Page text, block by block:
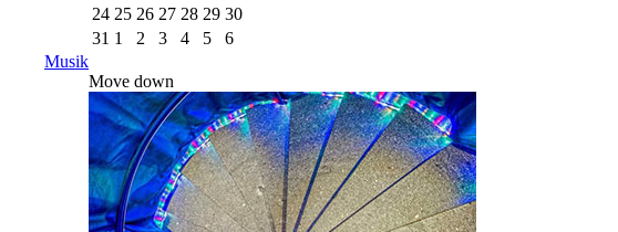
24 25 26 27 28 29 30
31 1 2 3 4 5
6
Musik
Move down